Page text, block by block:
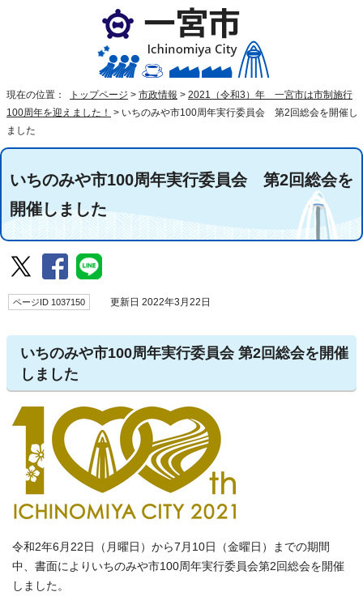
現在の位置： トップページ > 市政情報 > 2021（令和3）年 一宮市は市制施行
100周年を迎えました！ > いちのみや市100周年実行委員会 第2回総会を開催し
ました
いちのみや市100周年実行委員会 第2回総会を
開催しました
ページID 1037150 更新日 2022年3月22日
いちのみや市100周年実行委員会 第2回総会を開催
しました
令和2年6月22日（月曜日）から7月10日（金曜日）までの期間
中、書面によりいちのみや市100周年実行委員会第2回総会を開催
しました。